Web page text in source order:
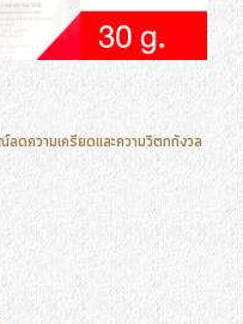
ดความเครียดและความวิตกกังวล